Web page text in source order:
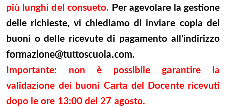
più lunghi del consueto. Per agevolare la gestione
delle richieste, vi chiediamo di inviare copia dei
buoni o delle ricevute di pagamento all'indirizzo
formazione@tuttoscuola.com.
Importante: non è possibile garantire la
validazione dei buoni Carta del Docente ricevuti
dopo le ore 13:00 del 27 agosto.